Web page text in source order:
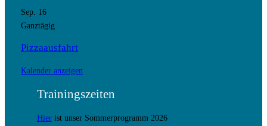
Sep. 16
Ganztägig
Pizzaausfahrt
Kalender anzeigen
Trainingszeiten
Hierist unser Sommerprogramm 2026